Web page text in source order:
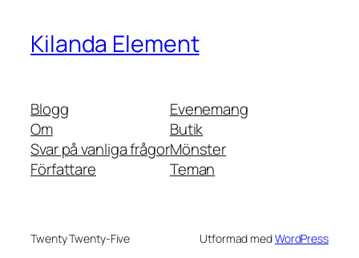
Kilanda Element
Blogg
Om
Svar på vanliga frågor
Författare
Evenemang
Butik
Mönster
Teman
Twenty Twenty-Five Utformad medWordPress